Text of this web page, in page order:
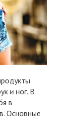
и ног. В
в
Основные